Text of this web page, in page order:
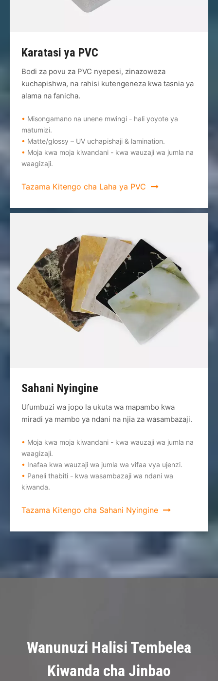
Karatasi ya PVC
Bodi za povu za PVC nyepesi, zinazoweza
kuchapishwa, na rahisi kutengeneza kwa tasnia ya
alama na fanicha.
• Misongamano na unene mwingi - hali yoyote ya
matumizi.
• Matte/glossy – UV uchapishaji & lamination.
• Moja kwa moja kiwandani - kwa wauzaji wa jumla na
waagizaji.
Tazama Kitengo cha Laha ya PVC 
Sahani Nyingine
Ufumbuzi wa jopo la ukuta wa mapambo kwa
miradi ya mambo ya ndani na njia za wasambazaji.
• Moja kwa moja kiwandani - kwa wauzaji wa jumla na
waagizaji.
• Inafaa kwa wauzaji wa jumla wa vifaa vya ujenzi.
• Paneli thabiti - kwa wasambazaji wa ndani wa
kiwanda.
Tazama Kitengo cha Sahani Nyingine 
Wanunuzi Halisi Tembelea
Kiwanda cha Jinbao